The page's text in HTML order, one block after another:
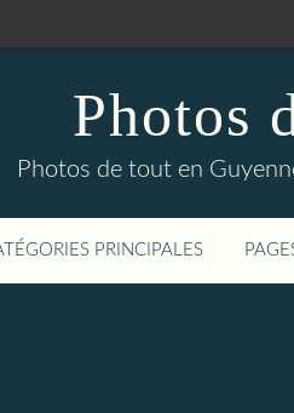
Photos
Photos de tout en
PRINCIPALES